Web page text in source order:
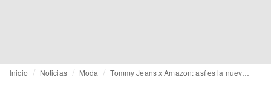
Inicio Noticias Moda